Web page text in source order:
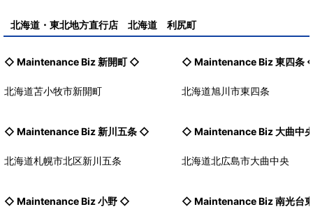
北海道・東北地方直行店 北海道 利尻町
◇ Maintenance Biz新開町 ◇
北海道苫小牧市新開町
◇ Maintenance Biz東四条
北海道旭川市東四条
◇ Maintenance Biz新川五条 ◇
北海道札幌市北区新川五条
◇ Maintenance Biz大曲中
北海道北広島市大曲中央
◇ Maintenance Biz小野 ◇ ◇ Maintenance Biz南光台